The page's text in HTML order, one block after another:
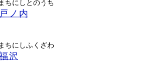
ちにしとのうち
ノ内
ちにしふくざわ
沢